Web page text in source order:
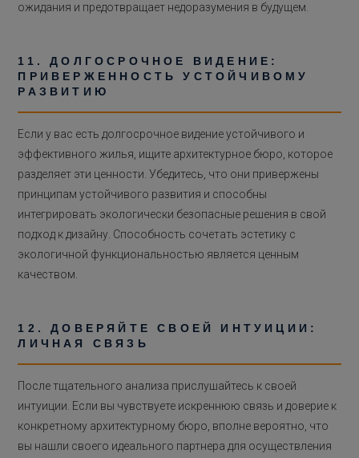
ожидания и предотвращает недоразумения в будущем.
11. ДОЛГОСРОЧНОЕ ВИДЕНИЕ:
ПРИВЕРЖЕННОСТЬ УСТОЙЧИВОМУ
РАЗВИТИЮ
Если у вас есть долгосрочное видение устойчивого и
эффективного жилья, ищите архитектурное бюро, которое
разделяет эти ценности. Убедитесь, что они привержены
принципам устойчивого развития и способны
интегрировать экологически безопасные решения в свой
подход к дизайну. Способность сочетать эстетику с
экологичной функциональностью является ценным
качеством.
12. ДОВЕРЯЙТЕ СВОЕЙ ИНТУИЦИИ:
ЛИЧНАЯ СВЯЗЬ
После тщательного анализа прислушайтесь к своей
интуиции. Если вы чувствуете искреннюю связь и доверие к
конкретному архитектурному бюро, вполне вероятно, что
вы нашли своего идеального партнера для осуществления